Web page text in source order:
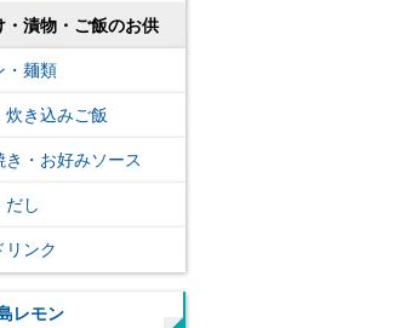
・漬物・ご飯のお供
・麺類
炊き込みご飯
き・お好みソース
だし
リンク
レモン